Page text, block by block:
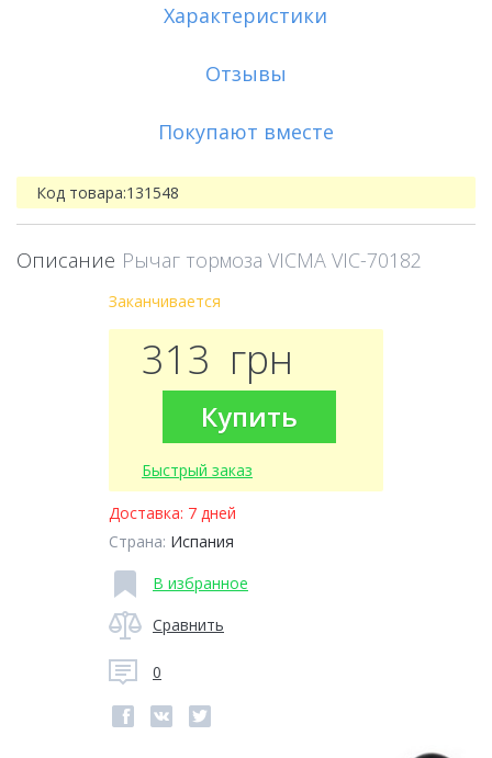
Характеристики
Отзывы
Покупают вместе
Код товара:131548
Описание Рычаг тормоза VICMA VIC-70182
Заканчивается
313 грн
Купить
Быстрый заказ
Доставка: 7 дней
Страна: Испания
В избранное
Сравнить
0